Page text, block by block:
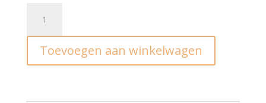
Yay
Vacay
aantal
Toevoegen aan winkelwagen